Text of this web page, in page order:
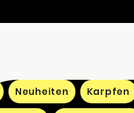
Neuheiten Karpfen